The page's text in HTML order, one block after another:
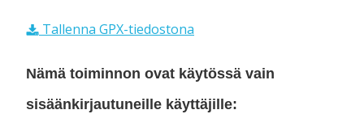
Tallenna GPX-tiedostona
Nämä toiminnon ovat käytössä vain
sisäänkirjautuneille käyttäjille: